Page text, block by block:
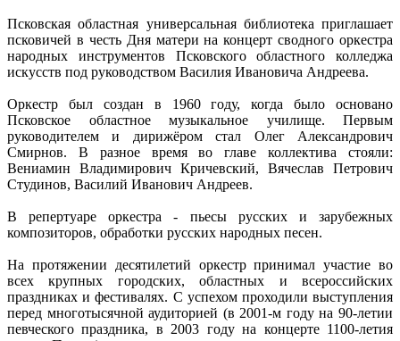
Псковская областная универсальная библиотека приглашает
псковичей в честь Дня матери на концерт сводного оркестра
народных инструментов Псковского областного колледжа
искусств под руководством Василия Ивановича Андреева.
Оркестр был создан в 1960 году, когда было основано
Псковское областное музыкальное училище. Первым
руководителем и дирижёром стал Олег Александрович
Смирнов. В разное время во главе коллектива стояли:
Вениамин Владимирович Кричевский, Вячеслав Петрович
Студинов, Василий Иванович Андреев.
В репертуаре оркестра - пьесы русских и зарубежных
композиторов, обработки русских народных песен.
На протяжении десятилетий оркестр принимал участие во
всех крупных городских, областных и всероссийских
праздниках и фестивалях. С успехом проходили выступления
перед многотысячной аудиторией (в 2001-м году на 90-летии
певческого праздника, в 2003 году на концерте 1100-летия